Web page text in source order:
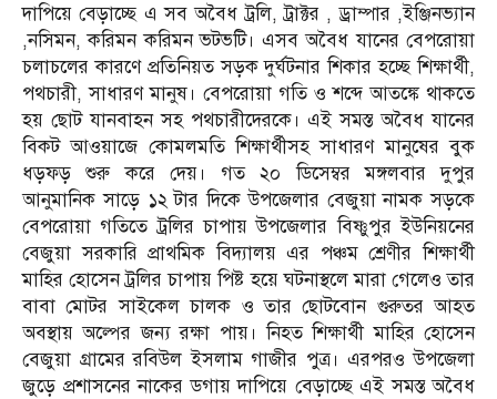
দাপিয়ে বেড়াচ্ছে এ সব অবৈধ ট্রলি, ট্রাক্টর , ড্রাম্পার ,ইঞ্জিনভ্যান
,নসিমন, করিমন করিমন ভটভটি। এসব অবৈধ যানের বেপরোয়া
চলাচলের কারণে প্রতিনিয়ত সড়ক দুর্ঘটনার শিকার হচ্ছে শিক্ষার্থী,
পথচারী, সাধারণ মানুষ। বেপরোয়া গতি ও শব্দে আতঙ্কে থাকতে
হয় ছোট যানবাহন সহ পথচারীদেরকে। এই সমস্ত অবৈধ যানের
বিকট আওয়াজে কোমলমতি শিক্ষার্থীসহ সাধারণ মানুষের বুক
ধড়ফড় শুরু করে দেয়। গত ২০ ডিসেম্বর মঙ্গলবার দুপুর
আনুমানিক সাড়ে ১২ টার দিকে উপজেলার বেজুয়া নামক সড়কে
বেপরোয়া গতিতে ট্রলির চাপায় উপজেলার বিষ্ণুপুর ইউনিয়নের
বেজুয়া সরকারি প্রাথমিক বিদ্যালয় এর পঞ্চম শ্রেণীর শিক্ষার্থী
মাহির হোসেন ট্রলির চাপায় পিষ্ট হয়ে ঘটনাস্থলে মারা গেলেও তার
বাবা মোটর সাইকেল চালক ও তার ছোটবোন গুরুতর আহত
অবস্থায় অল্পের জন্য রক্ষা পায়। নিহত শিক্ষার্থী মাহির হোসেন
বেজুয়া গ্রামের রবিউল ইসলাম গাজীর পুত্র। এরপরও উপজেলা
জুড়ে প্রশাসনের নাকের ডগায় দাপিয়ে বেড়াচ্ছে এই সমস্ত অবৈধ